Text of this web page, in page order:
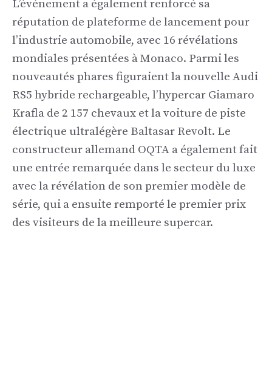
L’événement a également renforcé sa
réputation de plateforme de lancement pour
l’industrie automobile, avec 16 révélations
mondiales présentées à Monaco. Parmi les
nouveautés phares figuraient la nouvelle Audi
RS5 hybride rechargeable, l’hypercar Giamaro
Krafla de 2 157 chevaux et la voiture de piste
électrique ultralégère Baltasar Revolt. Le
constructeur allemand OQTA a également fait
une entrée remarquée dans le secteur du luxe
avec la révélation de son premier modèle de
série, qui a ensuite remporté le premier prix
des visiteurs de la meilleure supercar.